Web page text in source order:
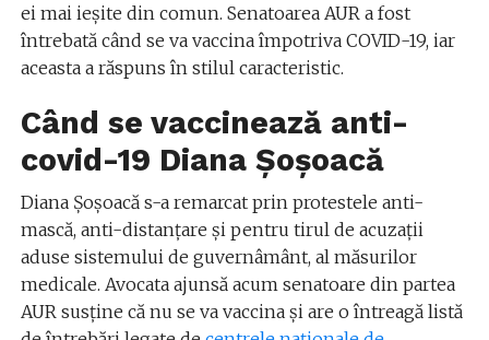
ei mai ieșite din comun. Senatoarea AUR a fost
întrebată când se va vaccina împotriva COVID-19, iar
aceasta a răspuns în stilul caracteristic.
Când se vaccinează anti-
covid-19 Diana Șoșoacă
Diana Șoșoacă s-a remarcat prin protestele anti-
mască, anti-distanțare și pentru tirul de acuzații
aduse sistemului de guvernâmânt, al măsurilor
medicale. Avocata ajunsă acum senatoare din partea
AUR susține că nu se va vaccina și are o întreagă listă